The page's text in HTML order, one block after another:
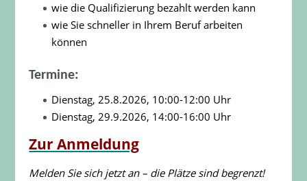
wie die Qualifizierung bezahlt werden kann
wie Sie schneller in Ihrem Beruf arbeiten
können
Termine:
Dienstag, 25.8.2026, 10:00-12:00 Uhr
Dienstag, 29.9.2026, 14:00-16:00 Uhr
Zur Anmeldung
Melden Sie sich jetzt an – die Plätze sind begrenzt!